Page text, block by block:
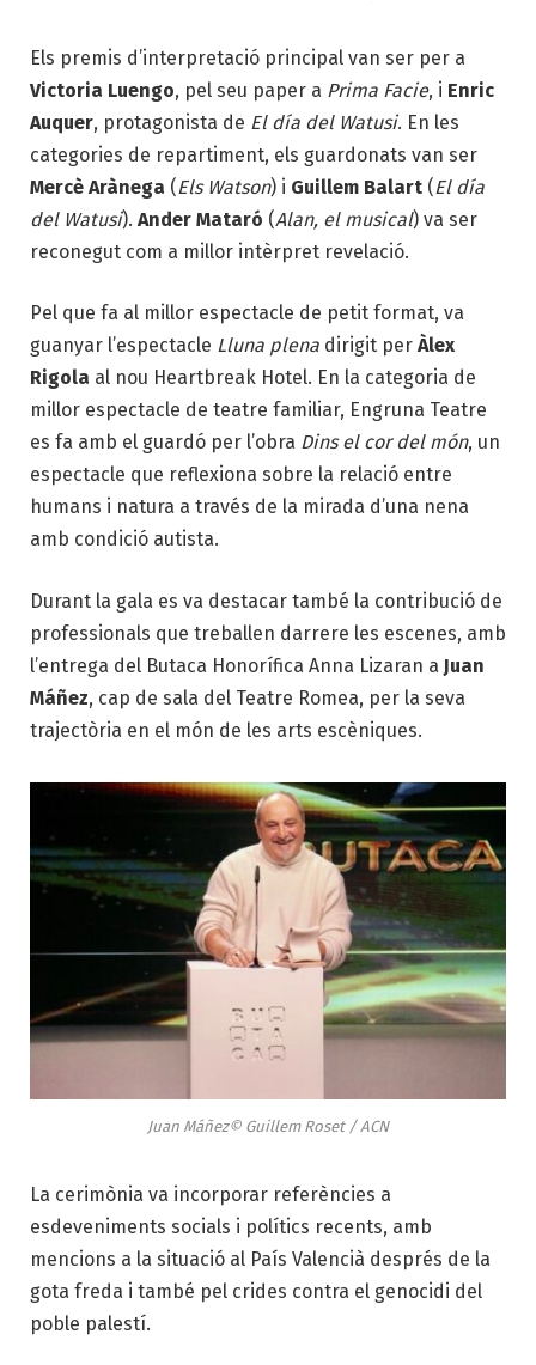
Els premis d’interpretació principal van ser per a
Victoria Luengo, pel seu paper a Prima Facie, i Enric
Auquer, protagonista de El día del Watusi. En les
categories de repartiment, els guardonats van ser
Mercè Arànega (Els Watson) i Guillem Balart (El día
del Watusi). Ander Mataró (Alan, el musical) va ser
reconegut com a millor intèrpret revelació.
Pel que fa al millor espectacle de petit format, va
guanyar l’espectacle Lluna plena dirigit per Àlex
Rigola al nou Heartbreak Hotel. En la categoria de
millor espectacle de teatre familiar, Engruna Teatre
es fa amb el guardó per l’obra Dins el cor del món, un
espectacle que reflexiona sobre la relació entre
humans i natura a través de la mirada d’una nena
amb condició autista.
Durant la gala es va destacar també la contribució de
professionals que treballen darrere les escenes, amb
l’entrega del Butaca Honorífica Anna Lizaran a Juan
Máñez, cap de sala del Teatre Romea, per la seva
trajectòria en el món de les arts escèniques.
Juan Máñez© Guillem Roset / ACN
La cerimònia va incorporar referències a
esdeveniments socials i polítics recents, amb
mencions a la situació al País Valencià després de la
gota freda i també pel crides contra el genocidi del
poble palestí.